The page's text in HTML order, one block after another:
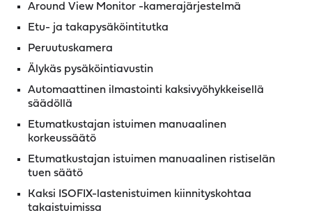
Around View Monitor -kamerajärjestelmä
Etu- ja takapysäköintitutka
Peruutuskamera
Älykäs pysäköintiavustin
Automaattinen ilmastointi kaksivyöhykkeisellä
säädöllä
Etumatkustajan istuimen manuaalinen
korkeussäätö
Etumatkustajan istuimen manuaalinen ristiselän
tuen säätö
Kaksi ISOFIX-lastenistuimen kiinnityskohtaa
takaistuimissa